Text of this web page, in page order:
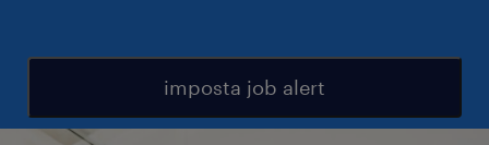
imposta job alert